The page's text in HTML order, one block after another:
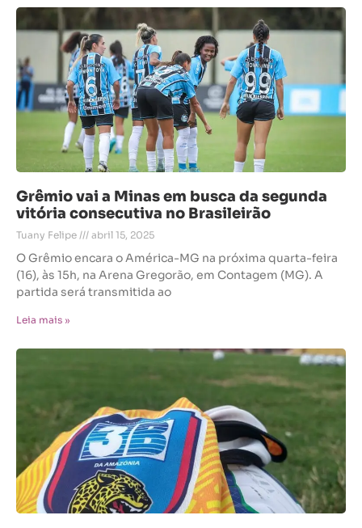
Grêmio vai a Minas em busca da segunda
vitória consecutiva no Brasileirão
Tuany Felipe abril 15, 2025
O Grêmio encara o América-MG na próxima quarta-feira
(16), às 15h, na Arena Gregorão, em Contagem (MG). A
partida será transmitida ao
Leia mais »